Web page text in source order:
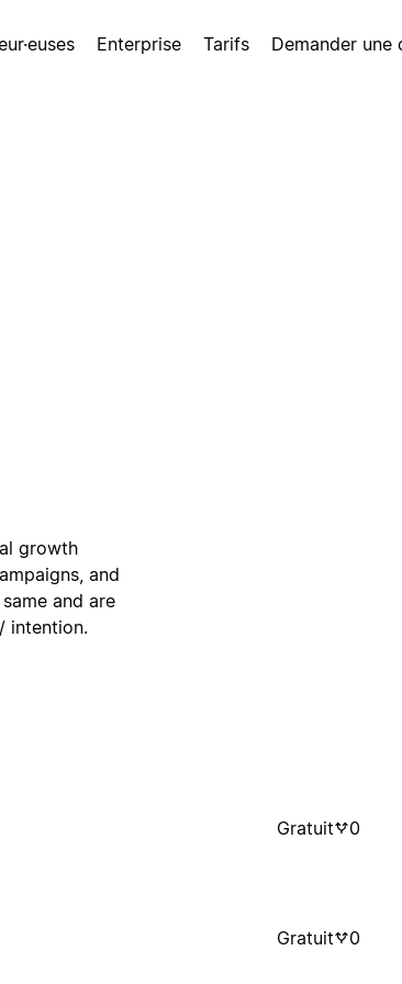
Enterprise Tarifs Demander une
growth
and
and are
intention.
Gratuit 0
Gratuit 0